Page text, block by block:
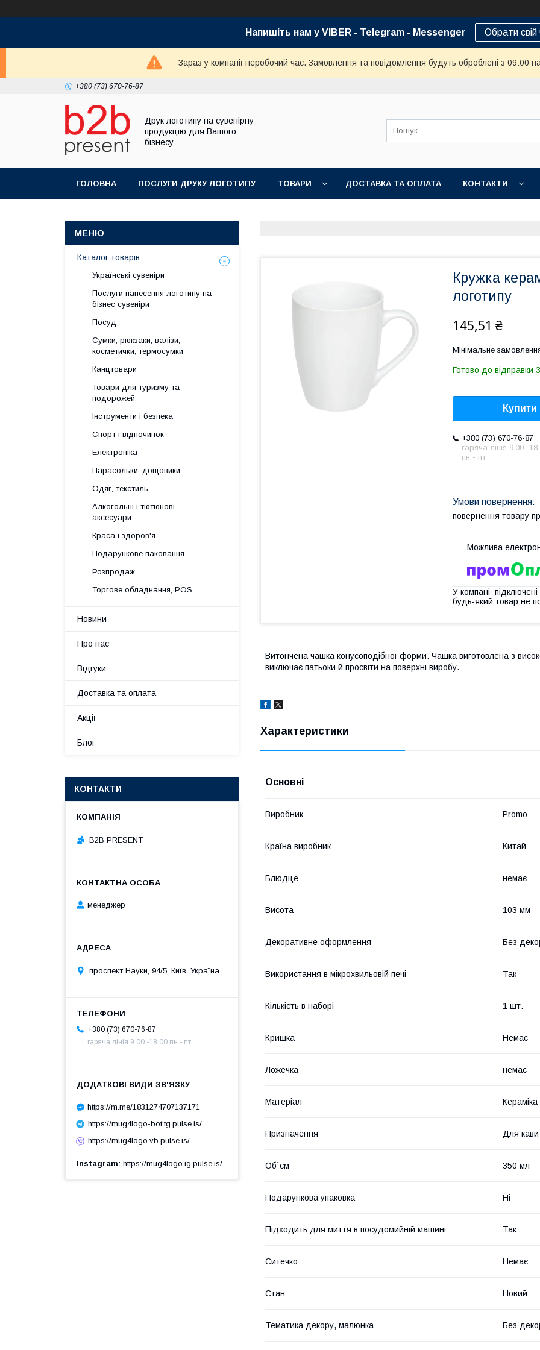
Напишіть нам у VIBER - Telegram - Messenger Обрати свій
Зараз у компанії неробочий час. Замовлення та повідомлення будуть оброблені з 09:00
+380 (73) 670-76-87
Друк логотипу на сувенірну
продукцію для Вашого
бізнесу
ГОЛОВНА ПОСЛУГИ ДРУКУ ЛОГОТИПУ ТОВАРИ ДОСТАВКА ТА ОПЛАТА КОНТАКТИ
Кружка
логотипу
145,51 ₴
Мінімальне
Готово до відправки
Купити
+380 (73) 670-76-87
гаряча лінія 9.00 -
пн - пт
повернення товару
У компанії
будь-який товар не
Витончена чашка конусоподібної форми. Чашка виготовлена з
виключає патьоки й просвіти на поверхні виробу.
Характеристики
Основні
Виробник Promo
Країна виробник Китай
Блюдце немає
Висота 103 мм
Декоративне оформлення Без
Використання в мікрохвильовій печі Так
Кількість в наборі 1 шт.
Кришка Немає
Ложечка немає
Матеріал Кераміка
Призначення Для
Об`єм 350 мл
Подарункова упаковка Ні
Підходить для миття в посудомийній машині Так
Ситечко Немає
Стан Новий
Тематика декору, малюнка Без
Каталог товарів
Українські сувеніри
Послуги нанесення логотипу на
бізнес сувеніри
Посуд
Сумки, рюкзаки, валізи,
косметички, термосумки
Канцтовари
Товари для туризму та
подорожей
Інструменти і безпека
Спорт і відпочинок
Електроніка
Парасольки, дощовики
Одяг, текстиль
Алкогольні і тютюнові
аксесуари
Краса і здоров'я
Подарункове паковання
Розпродаж
Торгове обладнання, POS
Новини
Про нас
Відгуки
Доставка та оплата
Акції
Блог
КОНТАКТИ
B2B PRESENT
менеджер
проспект Науки, 94/5, Київ, Україна
+380 (73) 670-76-87
гаряча лінія 9.00 -18.00 пн - пт
https://m.me/1831274707137171
https://mug4logo-bot.tg.pulse.is/
https://mug4logo.vb.pulse.is/
Instagram https://mug4logo.ig.pulse.is/